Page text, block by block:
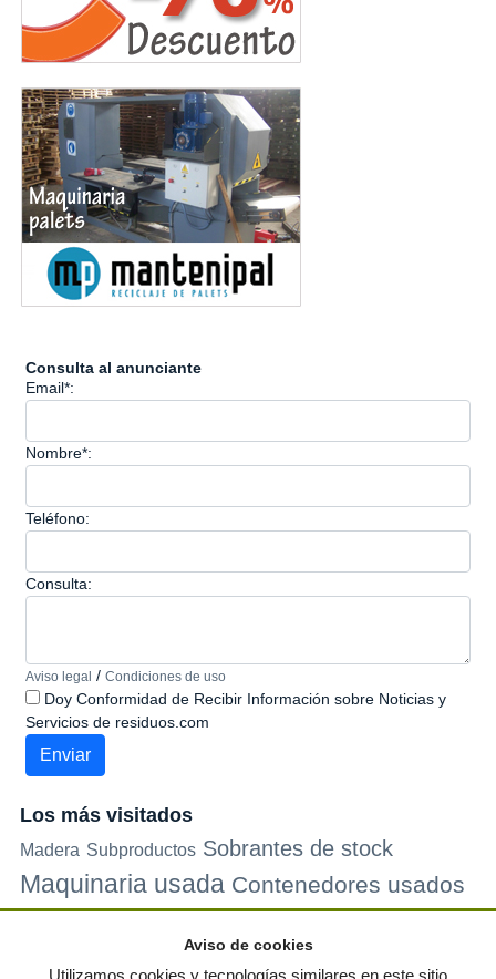
Consulta al anunciante
Email*:
Nombre*:
Teléfono:
Consulta:
Aviso legal / Condiciones de uso
Doy Conformidad de Recibir Información sobre Noticias y
Servicios de residuos.com
Los más visitados
Madera Subproductos Sobrantes de stock
Maquinaria usada Contenedores usados
Palets de plastico Electrodomesticos
Aviso de cookies
Utilizamos cookies y tecnologías similares en este sitio